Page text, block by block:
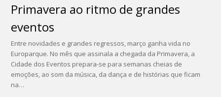
Primavera ao ritmo de grandes
eventos
Entre novidades e grandes regressos, março ganha vida no
Europarque. No mês que assinala a chegada da Primavera, a
Cidade dos Eventos prepara-se para semanas cheias de
emoções, ao som da música, da dança e de histórias que ficam
na…